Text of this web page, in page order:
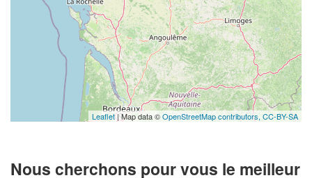
Leaflet| Map data ©OpenStreetMap contributors, CC-BY-SA
Nous cherchons pour vous le meilleur